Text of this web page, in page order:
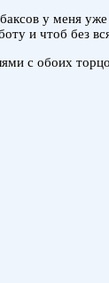
у меня
и чтоб без
с обоих